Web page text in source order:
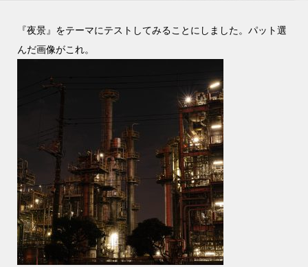
『夜景』をテーマにテストしてみることにしました。パット選
んだ画像がこれ。